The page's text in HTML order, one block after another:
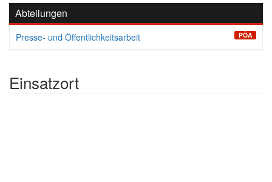
Abteilungen
Presse- und Öffentlichkeitsarbeit PÖA
Einsatzort